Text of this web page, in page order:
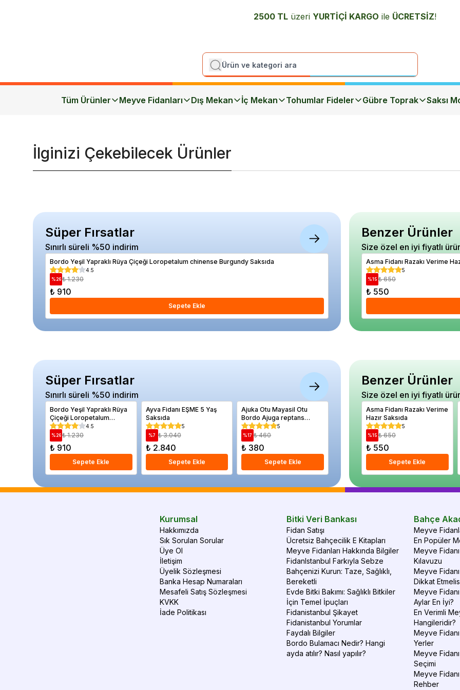
2500 TL üzeri YURTİÇİ KARGO ile ÜCRETSİZ!
Tüm Ürünler Meyve Fidanları Dış Mekan İç Mekan Tohumlar Fideler Gübre Toprak Saksı
İlginizi Çekebilecek Ürünler
Süper Fırsatlar
Sınırlı süreli %50 indirim
Bordo Yeşil Yapraklı Rüya Çiçeği Loropetalum chinense Burgundy Saksıda
4.5
%26 ₺ 1.230
₺ 910
Sepete Ekle
Ayva Fidanı EŞME 5 Yaş Saksıda
5
₺ 3.040
Benzer Ürünler
Size özel en iyi fiyatlı
Asma Fidanı Razakı Verime
5
%15 ₺ 650
₺ 550
Süper Fırsatlar
Sınırlı süreli %50 indirim
Bordo Yeşil Yapraklı Rüya
Çiçeği Loropetalum
chinense Burgundy
Saksıda
4.5
%26 ₺ 1.230
₺ 910
Sepete Ekle
Ayva Fidanı EŞME 5 Yaş
Saksıda
5
%7 ₺ 3.040
₺ 2.840
Sepete Ekle
Ajuka Otu Mayasil Otu
Bordo Ajuga reptans
Atropurpurea Saksıda
5
%17 ₺ 460
₺ 380
Sepete Ekle
Elvan Kare Saksı Sarı 0,12
5
Sepete Ekle
Kil
3 8 mm
Benzer Ürünler
Size özel en iyi fiyatlı
Asma Fidanı Razakı Verime
Hazır Saksıda
5
%15 ₺ 650
₺ 550
Sepete Ekle
Kurumsal
Hakkımızda
Sık Sorulan Sorular
Üye Ol
İletişim
Üyelik Sözleşmesi
Banka Hesap Numaraları
Mesafeli Satış Sözleşmesi
KVKK
İade Politikası
Bitki Veri Bankası
Fidan Satışı
Ücretsiz Bahçecilik E Kitapları
Meyve Fidanları Hakkında Bilgiler
FidanIstanbul Farkıyla Sebze
Bahçenizi Kurun: Taze, Sağlıklı,
Bereketli
Evde Bitki Bakımı: Sağlıklı Bitkiler
İçin Temel İpuçları
Fidanistanbul Şikayet
Fidanistanbul Yorumlar
Faydalı Bilgiler
Bordo Bulamacı Nedir? Hangi
ayda atılır? Nasıl yapılır?
Bahçe
Meyve
En Popüler
Meyve
Kılavuzu
Meyve
Dikkat
Meyve
Aylar En İyi?
En Verimli
Hangileridir?
Meyve
Yerler
Meyve
Seçimi
Meyve Fidanı
Rehber